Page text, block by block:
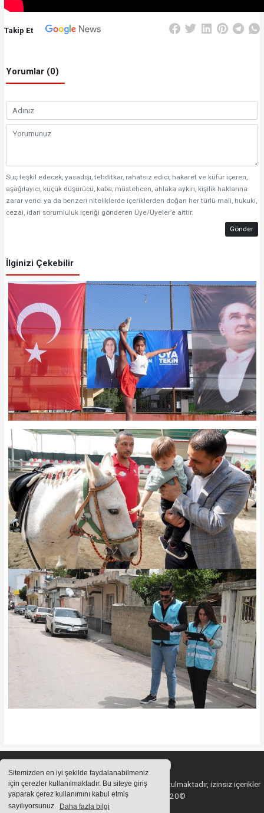
Sitemizden en iyi şekilde faydalanabilmeniz
için çerezler kullanılmaktadır. Bu siteye giriş
yaparak çerez kullanımını kabul etmiş
sayılıyorsunuz. Daha fazla bilgi
Takip Et
Yorumlar (0)
Suç teşkil edecek, yasadışı, tehditkar, rahatsız edici, hakaret ve küfür içeren,
aşağılayıcı, küçük düşürücü, kaba, müstehcen, ahlaka aykırı, kişilik haklarına
zarar verici ya da benzeri niteliklerde içeriklerden doğan her türlü mali, hukuki,
cezai, idari sorumluluk içeriği gönderen Üye/Üyeler’e aittir.
Gönder
İlginizi Çekebilir
Sitemizde bulunan içeriklerin tüm hakları saklı tutulmaktadır, izinsiz içerikler
kullanılamaz. Copyright 2020©